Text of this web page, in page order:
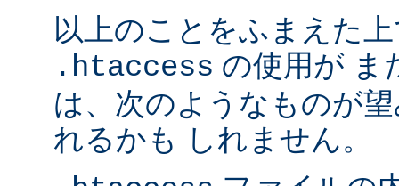
以上のことをふまえた
.htaccess の使用が ま
は、次のようなものが
れるかも しれません。